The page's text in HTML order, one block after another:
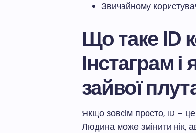
Звичайному
Що таке ID
Інстаграм і
зайвої
Якщо зовсім просто, ID –
Людина може змінити нік,